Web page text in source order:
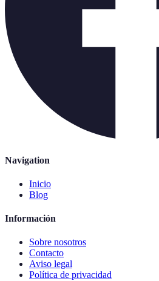
Navigation
Inicio
Blog
Información
Sobre nosotros
Contacto
Aviso legal
Política de privacidad